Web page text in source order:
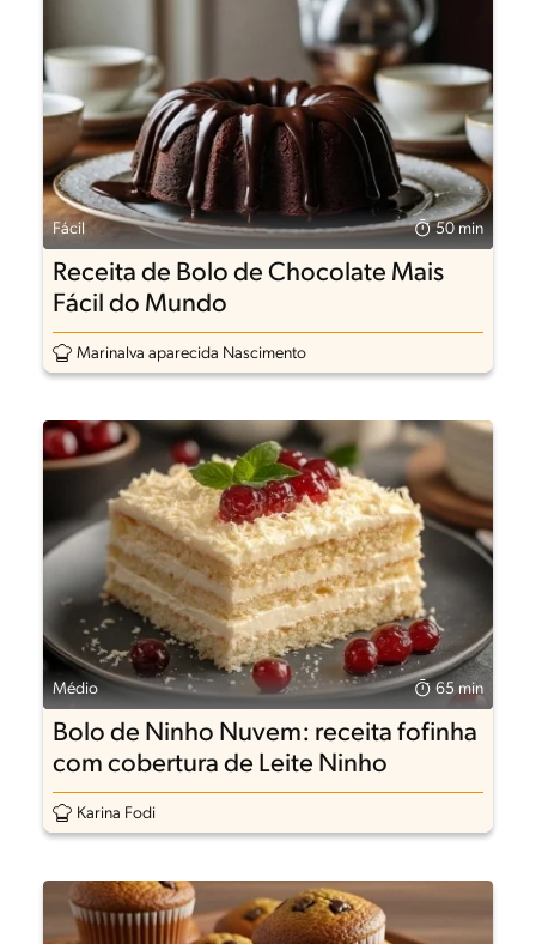
Fácil 50 min
Receita de Bolo de Chocolate Mais
Fácil do Mundo
Marinalva aparecida Nascimento
Médio 65 min
Bolo de Ninho Nuvem: receita fofinha
com cobertura de Leite Ninho
Karina Fodi